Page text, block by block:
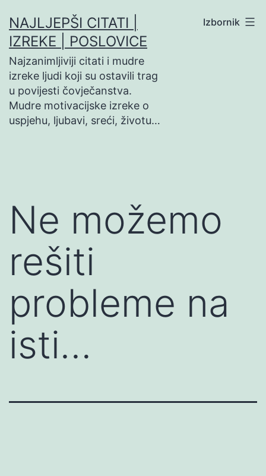
na
sadržaj
NAJLJEPŠI CITATI |
IZREKE | POSLOVICE
Najzanimljiviji citati i mudre
izreke ljudi koji su ostavili trag
u povijesti čovječanstva.
Mudre motivacijske izreke o
uspjehu, ljubavi, sreći, životu…
Izbornik
Ne možemo
rešiti
probleme na
isti…